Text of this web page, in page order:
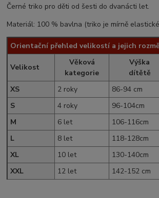
Černé triko pro děti od šesti do dvanácti let.
Materiál: 100 % bavlna (triko je mírně
Orientační přehled velikostí a jejich
Velikost
Věková
kategorie
Výška
dítětě
XS
2 roky
86-94 cm
S
4 roky
96-104cm
M
6 let
106-116cm
L
8 let
118-128cm
XL
10 let
130-140cm
XXL
12 let 142-152 cm